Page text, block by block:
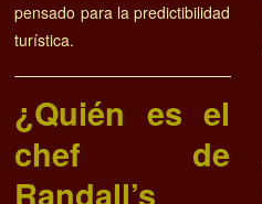
pensado para la predictibilidad
turística.
¿Quién es el
chef de